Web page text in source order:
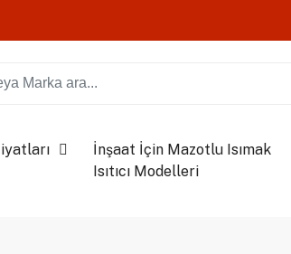
İnşaat İçin Mazotlu Isımak
Isıtıcı Modelleri